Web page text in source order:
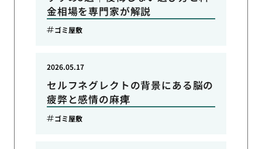
金相場を専門家が解説
ゴミ屋敷
セルフネグレクトの背景にある脳の
疲弊と感情の麻痺
2026.05.17
ゴミ屋敷